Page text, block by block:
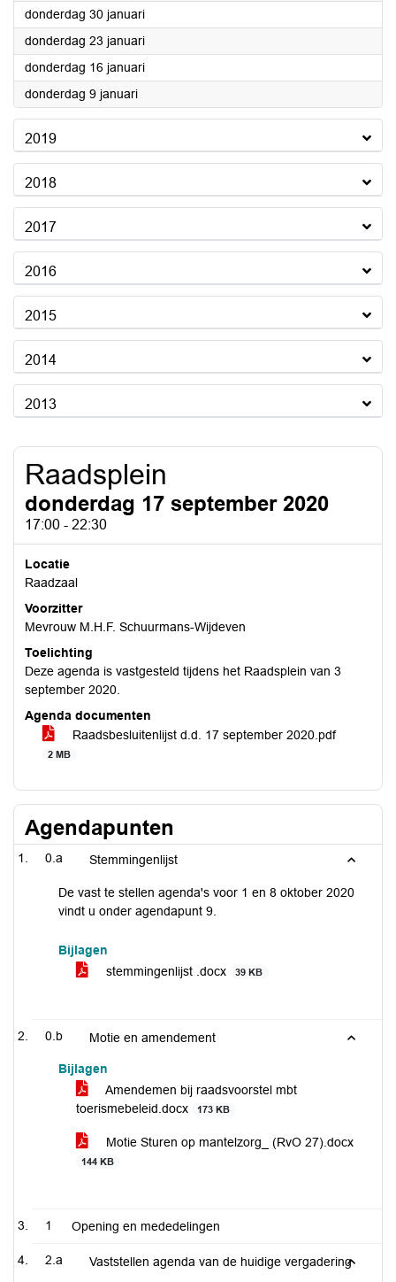
donderdag 30 januari2020
donderdag 23 januari2020
donderdag 16 januari2020
donderdag 9 januari2020
2019
2018
2017
2016
2015
2014
2013
Raadsplein
donderdag 17 september 2020
17:00 - 22:30
Locatie
Raadzaal
Voorzitter
Mevrouw M.H.F. Schuurmans-Wijdeven
Toelichting
Deze agenda is vastgesteld tijdens het Raadsplein van 3
september 2020.
Agenda documenten
Raadsbesluitenlijst d.d. 17 september 2020.pdf
2 MB
Agendapunten
0.a Stemmingenlijst
De vast te stellen agenda's voor 1 en 8 oktober 2020
vindt u onder agendapunt 9.
Bijlagen
stemmingenlijst .docx
39 KB
0.b Motie en amendement
Bijlagen
Amendemen bij raadsvoorstel mbt
toerismebeleid.docx
173 KB
Motie Sturen op mantelzorg_ (RvO 27).docx
144 KB
1 Opening en mededelingen
2.a Vaststellen agenda van de huidige vergadering